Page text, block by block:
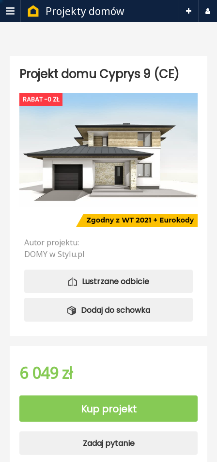
Projekty domów
Projekt domu Cyprys 9 (CE)
RABAT -0 ZŁ
Autor projektu:
DOMY w Stylu.pl
Lustrzane odbicie
Dodaj do schowka
6 049 zł
Kup projekt
Zadaj pytanie